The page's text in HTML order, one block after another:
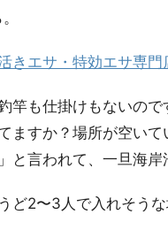
きエサ・特効エサ専
竿も仕掛けもないの
ますか？場所が空い
と言われて、一旦海岸
ど2〜3人で入れそう